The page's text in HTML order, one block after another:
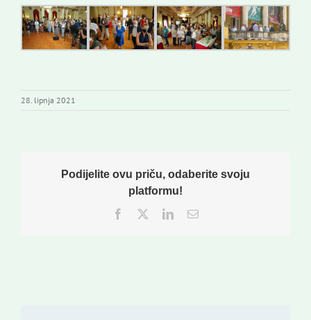
28. lipnja 2021
Podijelite ovu priču, odaberite svoju
platformu!
Facebook
TwitterLinkedInEmail: